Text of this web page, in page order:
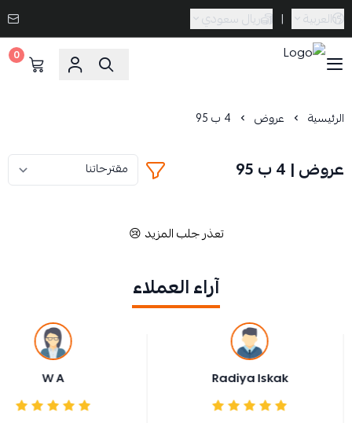
العربية | ريال سعودي
0
الرئيسية عروض 4 ب 95
عروض | 4 ب 95
تعذر جلب المزيد 😢
آراء العملاء
Radiya Iskak
W A